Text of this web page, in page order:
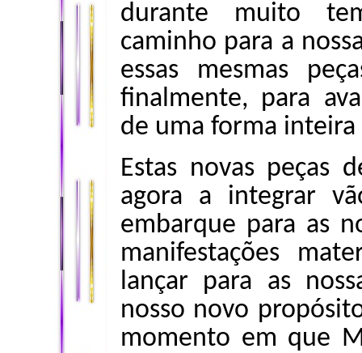
durante muito
caminho para a
essas mesmas
finalmente, para
de uma forma
Estas novas peças
agora a integrar
embarque para as
manifestações
lançar para as
nosso novo
momento em que